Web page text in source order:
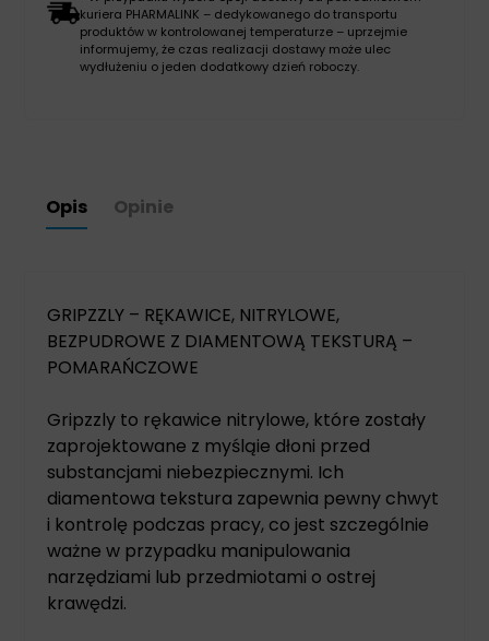
kuriera PHARMALINK – dedykowanego do transportu
produktów w kontrolowanej temperaturze – uprzejmie
informujemy, że czas realizacji dostawy może ulec
wydłużeniu o jeden dodatkowy dzień roboczy.
Opis Opinie
GRIPZZLY – RĘKAWICE, NITRYLOWE,
BEZPUDROWE Z DIAMENTOWĄ TEKSTURĄ –
POMARAŃCZOWE
Gripzzly to rękawice nitrylowe, które zostały
zaprojektowane z myśląie dłoni przed
substancjami niebezpiecznymi. Ich
diamentowa tekstura zapewnia pewny chwyt
i kontrolę podczas pracy, co jest szczególnie
ważne w przypadku manipulowania
narzędziami lub przedmiotami o ostrej
krawędzi.